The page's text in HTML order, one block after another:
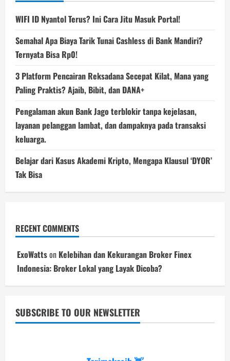
WIFI ID Nyantol Terus? Ini Cara Jitu Masuk Portal!
Semahal Apa Biaya Tarik Tunai Cashless di Bank Mandiri?
Ternyata Bisa Rp0!
3 Platform Pencairan Reksadana Secepat Kilat, Mana yang
Paling Praktis? Ajaib, Bibit, dan DANA+
Pengalaman akun Bank Jago terblokir tanpa kejelasan,
layanan pelanggan lambat, dan dampaknya pada transaksi
keluarga.
Belajar dari Kasus Akademi Kripto, Mengapa Klausul ‘DYOR’
Tak Bisa
RECENT COMMENTS
ExoWattson Kelebihan dan Kekurangan Broker Finex
Indonesia: Broker Lokal yang Layak Dicoba?
SUBSCRIBE TO OUR NEWSLETTER